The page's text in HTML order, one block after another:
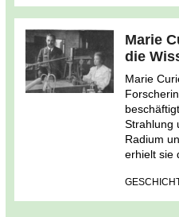
Marie
die
Marie
Strahlung
Radium
erhielt sie